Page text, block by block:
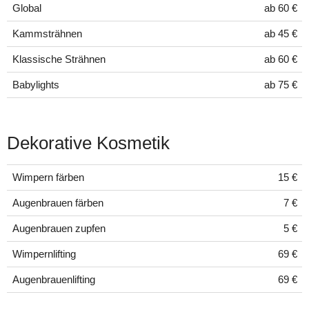
Global ab 60 €
Kammsträhnen ab 45 €
Klassische Strähnen ab 60 €
Babylights ab 75 €
Dekorative Kosmetik
Wimpern färben 15 €
Augenbrauen färben 7 €
Augenbrauen zupfen 5 €
Wimpernlifting 69 €
Augenbrauenlifting 69 €